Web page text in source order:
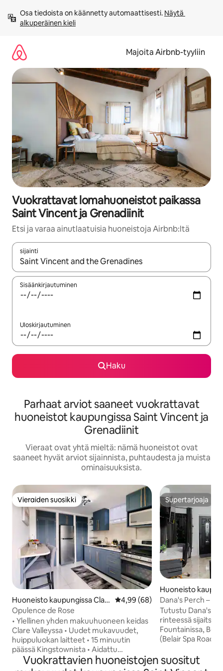
sisältö
väliin
Osa tiedoista on käännetty automaattisesti. Näytä
alkuperäinen kieli
Majoita Airbnb-tyyliin
Vuokrattavat lomahuoneistot paikassa
Saint Vincent ja Grenadiinit
Etsi ja varaa ainutlaatuisia huoneistoja Airbnb:ltä
sijainti
Kun tulokset ovat saatavilla, navigoi ylös- ja alas-
Sisäänkirjautuminen
Uloskirjautuminen
Haku
Parhaat arviot saaneet vuokrattavat
huoneistot kaupungissa Saint Vincent ja
Grenadiinit
Vieraat ovat yhtä mieltä: nämä huoneistot ovat
saaneet hyvät arviot sijainnista, puhtaudesta ja muista
ominaisuuksista.
Vieraiden suosikki
Vieraiden suosikki
Huoneisto kaupungissa Clar
e Valley
Keskimääräinen arvio 4,99/5,
4,99 (68)
Opulence de Rose
• Ylellinen yhden makuuhuoneen keidas
Clare Valleyssa • Uudet mukavuudet,
huippuluokan laitteet • 15 minuutin
päässä Kingstownista • Aidattu
turvallisuuden ja yksityisyyden
takaamiseksi • Hetken päässä upeasta
Supertarjoaja
Supertarjoaja
Huoneisto
le
Dana's Perch –
Tutustu Dana's
rinteessä
Fountainissa,
(Belair Spa
yksin
Mukava sänky,
Vuokrattavien huoneistojen suositut